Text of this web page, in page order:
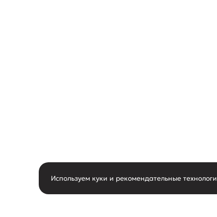
Используем куки и рекомендательные